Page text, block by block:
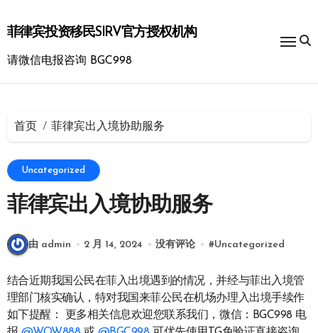
到
内
菲律宾投资移民SIRV官方授权机构
请微信电报咨询 BGC998
首页 菲律宾出入境协助服务
Uncategorized
菲律宾出入境协助服务
由 admin 2 月 14, 2024 没有评论 #Uncategorized
结合近期我国公民在菲入出境遇到的情况，并经与菲出入境管
理部门核实确认，特对我国来菲公民在机场办理入出境手续作
如下提醒： 更多相关信息欢迎您联系我们，微信：BGC998 电